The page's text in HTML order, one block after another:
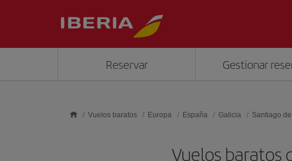
Reservar Gestionar
Vuelos baratos Europa España Galicia Santiago
Vuelos baratos